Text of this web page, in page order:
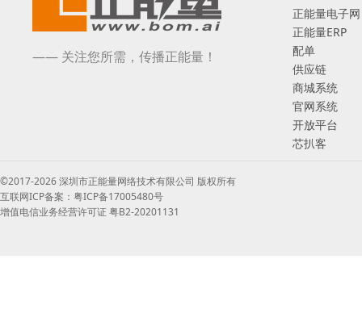
—— 关注您所需，传播正能量！
正能量电子网
正能量ERP
配单
供应链
商城系统
官网系统
开放平台
芯扒客
©2017-2026 深圳市正能量网络技术有限公司 版权所有
互联网ICP备案：粤ICP备17005480号
增值电信业务经营许可证 粤B2-20201131